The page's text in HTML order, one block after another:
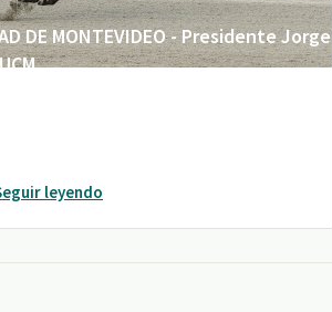
DE MONTEVIDEO - Presidente Jorge
leyendo